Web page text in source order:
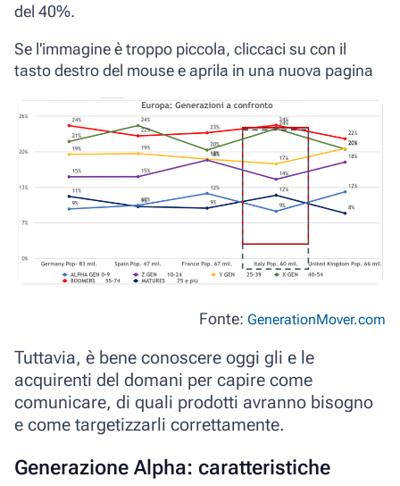
del 40%.
Se l'immagine è troppo piccola, cliccaci su con il
tasto destro del mouse e aprila in una nuova pagina
Fonte: GenerationMover.com
Tuttavia, è bene conoscere oggi gli e le
acquirenti del domani per capire come
comunicare, di quali prodotti avranno bisogno
e come targetizzarli correttamente.
Generazione Alpha: caratteristiche